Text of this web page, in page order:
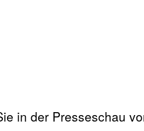
in der Presseschau